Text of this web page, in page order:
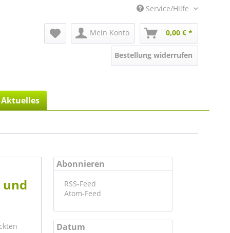
Service/Hilfe
Mein Konto 0,00 € *
Bestellung widerrufen
Aktuelles
Abonnieren
RSS-Feed
Atom-Feed
Datum
und